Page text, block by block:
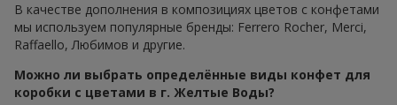
В качестве дополнения в композициях цветов с конфетами
мы используем популярные бренды: Ferrero Rocher, Merci,
Raffaello, Любимов и другие.
Можно ли выбрать определённые виды конфет для
коробки с цветами в г. Желтые Воды?